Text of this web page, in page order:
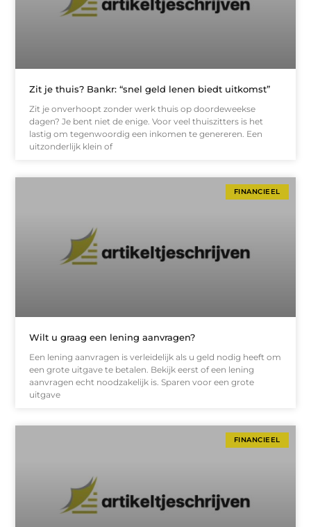
Zit je thuis? Bankr: “snel geld lenen biedt uitkomst”
Zit je onverhoopt zonder werk thuis op doordeweekse
dagen? Je bent niet de enige. Voor veel thuiszitters is het
lastig om tegenwoordig een inkomen te genereren. Een
uitzonderlijk klein of
FINANCIEEL
Wilt u graag een lening aanvragen?
Een lening aanvragen is verleidelijk als u geld nodig heeft om
een grote uitgave te betalen. Bekijk eerst of een lening
aanvragen echt noodzakelijk is. Sparen voor een grote
uitgave
FINANCIEEL